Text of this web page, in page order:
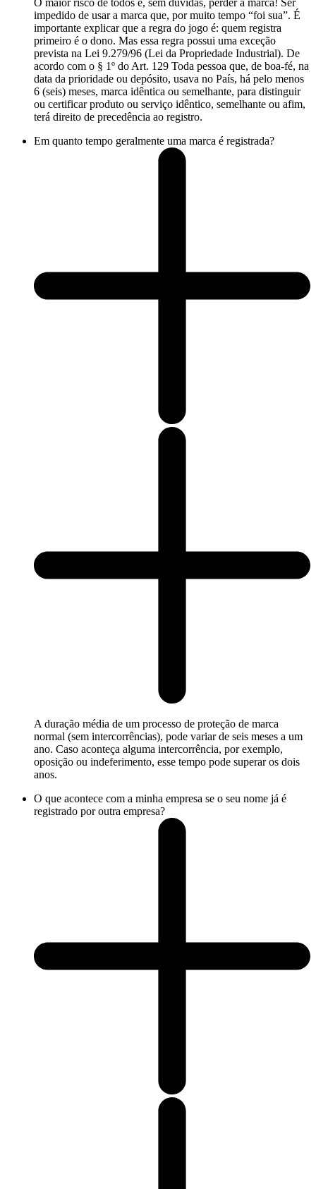
O maior risco de todos é, sem dúvidas, perder a marca! Ser
impedido de usar a marca que, por muito tempo “foi sua”. É
importante explicar que a regra do jogo é: quem registra
primeiro é o dono. Mas essa regra possui uma exceção
prevista na Lei 9.279/96 (Lei da Propriedade Industrial). De
acordo com o § 1º do Art. 129 Toda pessoa que, de boa-fé, na
data da prioridade ou depósito, usava no País, há pelo menos
6 (seis) meses, marca idêntica ou semelhante, para distinguir
ou certificar produto ou serviço idêntico, semelhante ou afim,
terá direito de precedência ao registro.
Em quanto tempo geralmente uma marca é registrada?
A duração média de um processo de proteção de marca
normal (sem intercorrências), pode variar de seis meses a um
ano. Caso aconteça alguma intercorrência, por exemplo,
oposição ou indeferimento, esse tempo pode superar os dois
anos.
O que acontece com a minha empresa se o seu nome já é
registrado por outra empresa?